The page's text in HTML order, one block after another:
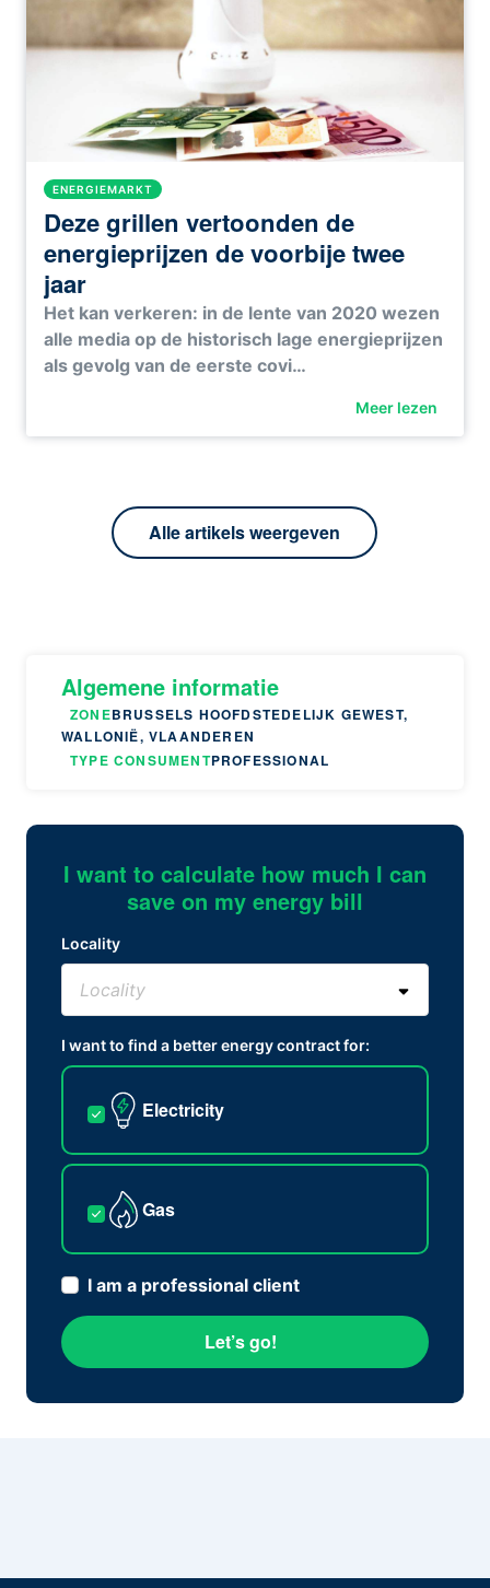
ENERGIEMARKT
Deze grillen vertoonden de
energieprijzen de voorbije twee
jaar
Het kan verkeren: in de lente van 2020 wezen
alle media op de historisch lage energieprijzen
als gevolg van de eerste covi…
Meer lezen
Alle artikels weergeven
Algemene informatie
ZONEBRUSSELS HOOFDSTEDELIJK GEWEST,
WALLONIË, VLAANDEREN
TYPE CONSUMENTPROFESSIONAL
I want to calculate how much I can
save on my energy bill
Locality
I want to find a better energy contract for:
Electricity
Gas
I am a professional client
Let’s go!